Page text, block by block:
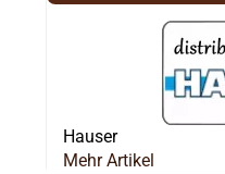
Hauser
Mehr Artikel